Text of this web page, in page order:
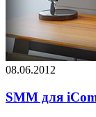
08.06.2012
SMM для